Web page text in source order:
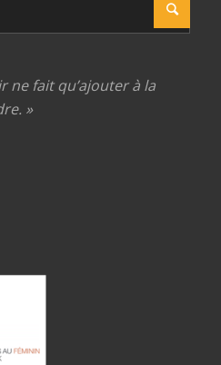
ne fait qu’ajouter à la
»